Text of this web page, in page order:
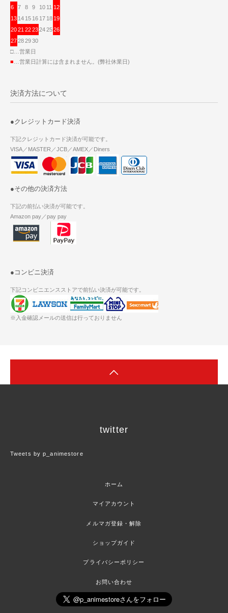
6
7 8 9 10 11 12
13 14 15 16 17 18 19
2021 2223242526
27282930
□…営業日
■ …営業日計算には含まれません。(弊社休業日)
決済方法について
●クレジットカード決済
下記クレジットカード決済が可能です。
VISA／MASTER／JCB／AMEX／Diners
●その他の決済方法
下記の前払い決済が可能です。
Amazon pay／pay pay
●コンビニ決済
下記コンビニエンスストアで前払い決済が可能です。
※入金確認メールの送信は行っておりません
twitter
Tweets by p_animestore
ホーム
マイアカウント
メルマガ登録・解除
ショップガイド
プライバシーポリシー
お問い合わせ